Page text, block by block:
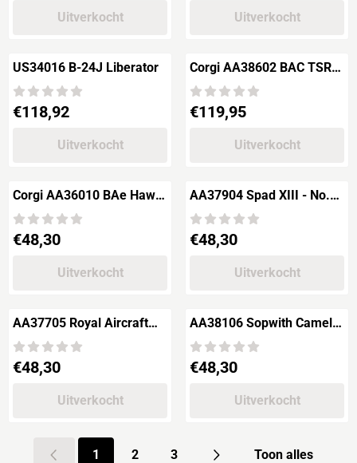
Uitverkocht Uitverkocht
US34016 B-24J Liberator
Prijs: 118,92
€118,92
Uitverkocht
Corgi AA38602 BAC TSR-
2, XR222, Imperial War
Museum, Duxford,
Cambridgeshire
Prijs: 119,95
€119,95
Uitverkocht
Corgi AA36010 BAe Hawk
T.1A 4 Flying Training
School, RAF Valley, 201
Prijs: 48,30
€48,30
Uitverkocht
AA37904 Spad XIII - No.23
Squadron RFC,
Capt.William M.Fry, Jan
Prijs: 48,30
€48,30
Uitverkocht
AA37705 Royal Aircraft
factory SE5a - No.56
Squadron, Capt.Jame
Prijs: 48,30
€48,30
Uitverkocht
AA38106 Sopwith Camel
F1, 8239D RAF 28
Squadron
Capt.C.M.McEwen
Prijs: 48,30
€48,30
Uitverkocht
1 2 3 Toon alles